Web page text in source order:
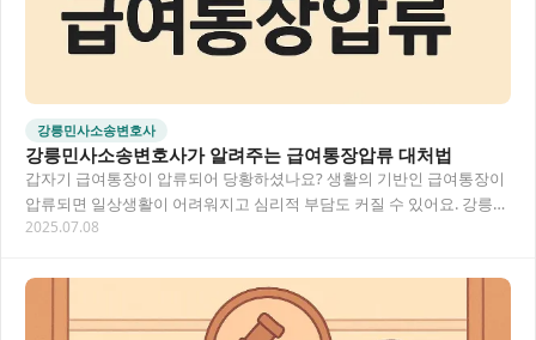
강릉민사소송변호사
강릉민사소송변호사가 알려주는 급여통장압류 대처법
갑자기 급여통장이 압류되어 당황하셨나요? 생활의 기반인 급여통장이
압류되면 일상생활이 어려워지고 심리적 부담도 커질 수 있어요. 강릉
지역에서 민사소송으로 어려움을 겪고 계신 분들…
2025.07.08